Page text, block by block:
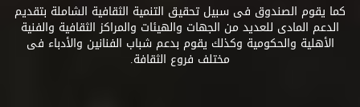
كما يقوم الصندوق فى سبيل تحقيق التنمية الثقافية الشاملة بتقديم
الدعم المادى للعديد من الجهات والهيئات والمراكز الثقافية والفنية
الأهلية والحكومية وكذلك يقوم بدعم شباب الفنانين والأدباء فى
مختلف فروع الثقافة.